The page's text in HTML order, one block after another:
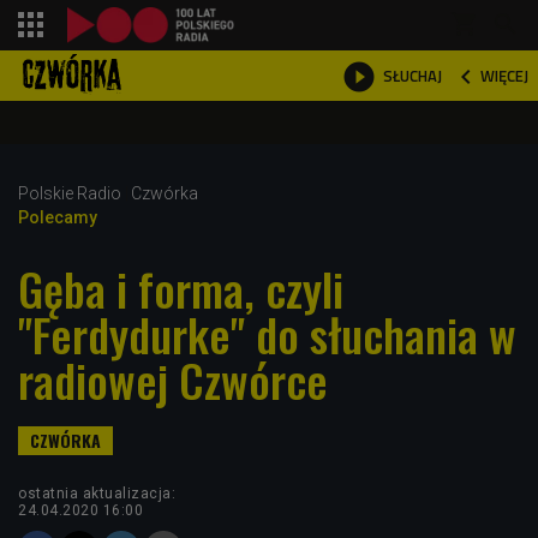
 SŁUCHAJ  WIĘCEJ

Polskie Radio
Czwórka
Polecamy
Gęba i forma, czyli
"Ferdydurke" do słuchania w
radiowej Czwórce
ostatnia aktualizacja:
24.04.2020 16:00